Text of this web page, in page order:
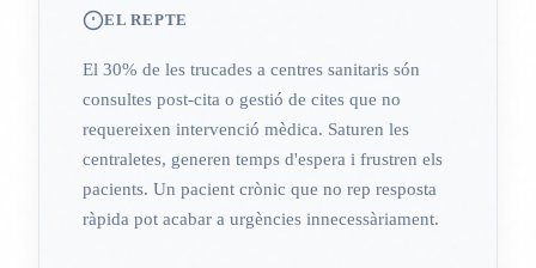
EL REPTE
El 30% de les trucades a centres sanitaris són
consultes post-cita o gestió de cites que no
requereixen intervenció mèdica. Saturen les
centraletes, generen temps d'espera i frustren els
pacients. Un pacient crònic que no rep resposta
ràpida pot acabar a urgències innecessàriament.